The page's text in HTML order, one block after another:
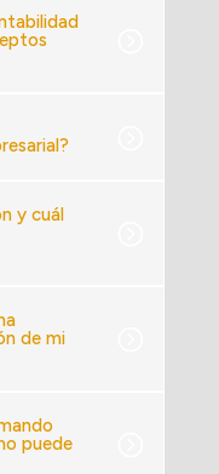
y cuál
de mi
puede